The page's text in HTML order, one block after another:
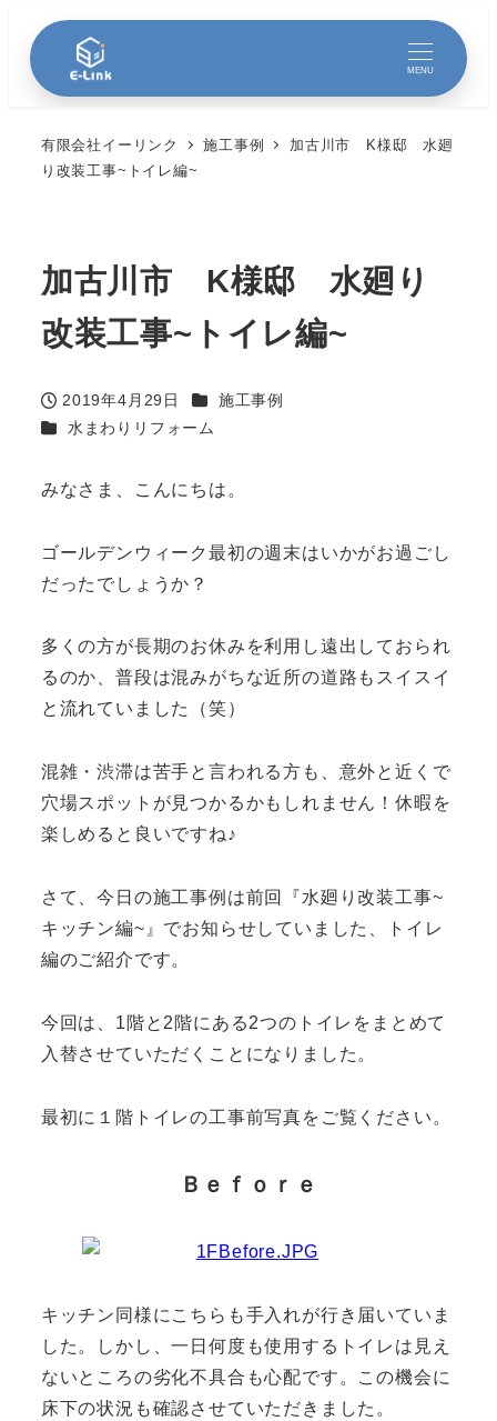
MENU
有限会社イーリンク 施工事例
加古川市 K様邸 水廻
り改装工事~トイレ編~
加古川市 K様邸 水廻り
改装工事~トイレ編~
投稿日
2019年4月29日 カテゴリー
施工事例
カテゴリー
水まわりリフォーム
みなさま、こんにちは。
ゴールデンウィーク最初の週末はいかがお過ごし
だったでしょうか？
多くの方が長期のお休みを利用し遠出しておられ
るのか、普段は混みがちな近所の道路もスイスイ
と流れていました（笑）
混雑・渋滞は苦手と言われる方も、意外と近くで
穴場スポットが見つかるかもしれません！休暇を
楽しめると良いですね♪
さて、今日の施工事例は前回『水廻り改装工事~
キッチン編~』でお知らせしていました、トイレ
編のご紹介です。
今回は、1階と2階にある2つのトイレをまとめて
入替させていただくことになりました。
最初に１階トイレの工事前写真をご覧ください。
Ｂｅｆｏｒｅ
キッチン同様にこちらも手入れが行き届いていま
した。しかし、一日何度も使用するトイレは見え
ないところの劣化不具合も心配です。この機会に
床下の状況も確認させていただきました。